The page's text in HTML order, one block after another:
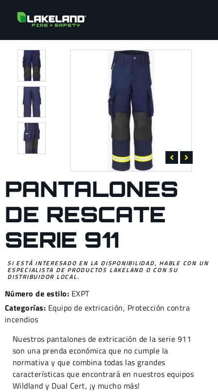
PANTALONES
DE RESCATE
SERIE 911
SI ESTÁ INTERESADO EN LA DISPONIBILIDAD, HABLE CON UN
ESPECIALISTA DE PRODUCTOS LAKELAND O CON SU
DISTRIBUIDOR LOCAL.
Número de estilo: EXPT
Categorías: Equipo de extricación, Protección contra
incendios
Nuestros pantalones de extricación de la serie 911
son una prenda económica que no cumple la
normativa y que combina todas las grandes
características que encontrará en nuestros equipos
Wildland y Dual Cert, ¡y mucho más!